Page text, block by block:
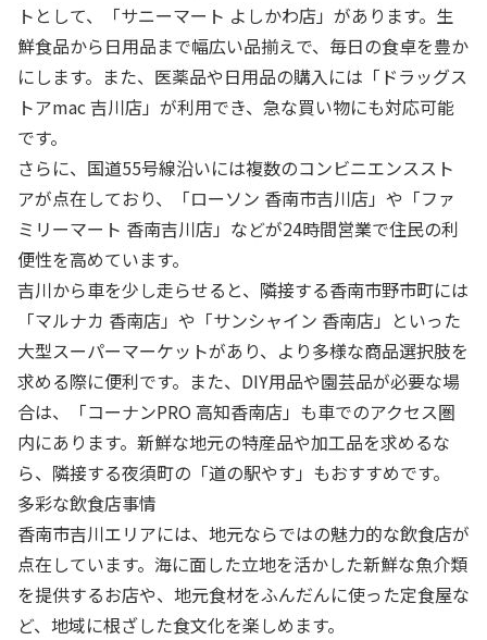
トとして、「サニーマート よしかわ店」があります。生
鮮食品から日用品まで幅広い品揃えで、毎日の食卓を豊か
にします。また、医薬品や日用品の購入には「ドラッグス
トアmac 吉川店」が利用でき、急な買い物にも対応可能
です。
さらに、国道55号線沿いには複数のコンビニエンススト
アが点在しており、「ローソン 香南市吉川店」や「ファ
ミリーマート 香南吉川店」などが24時間営業で住民の利
便性を高めています。
吉川から車を少し走らせると、隣接する香南市野市町には
「マルナカ 香南店」や「サンシャイン 香南店」といった
大型スーパーマーケットがあり、より多様な商品選択肢を
求める際に便利です。また、DIY用品や園芸品が必要な場
合は、「コーナンPRO 高知香南店」も車でのアクセス圏
内にあります。新鮮な地元の特産品や加工品を求めるな
ら、隣接する夜須町の「道の駅やす」もおすすめです。
多彩な飲食店事情
香南市吉川エリアには、地元ならではの魅力的な飲食店が
点在しています。海に面した立地を活かした新鮮な魚介類
を提供するお店や、地元食材をふんだんに使った定食屋な
ど、地域に根ざした食文化を楽しめます。